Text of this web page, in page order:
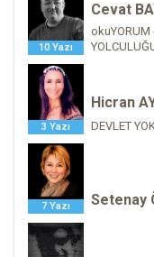
10 Yazı
Cevat
okuYORUM
3 Yazı
Hicran
DEVLET
7 Yazı Setenay